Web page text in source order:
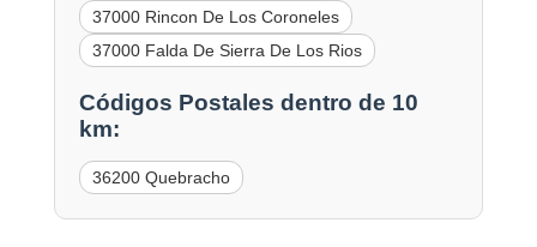
37000 Rincon De Los Coroneles
37000 Falda De Sierra De Los Rios
Códigos Postales dentro de 10
km:
36200 Quebracho